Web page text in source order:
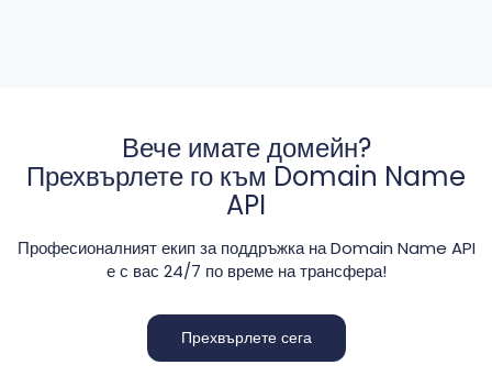
Вече имате домейн?
Прехвърлете го към Domain Name
API
Професионалният екип за поддръжка на Domain Name API
е с вас 24/7 по време на трансфера!
Прехвърлете сега